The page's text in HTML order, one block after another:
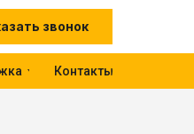
Контакты
звонок